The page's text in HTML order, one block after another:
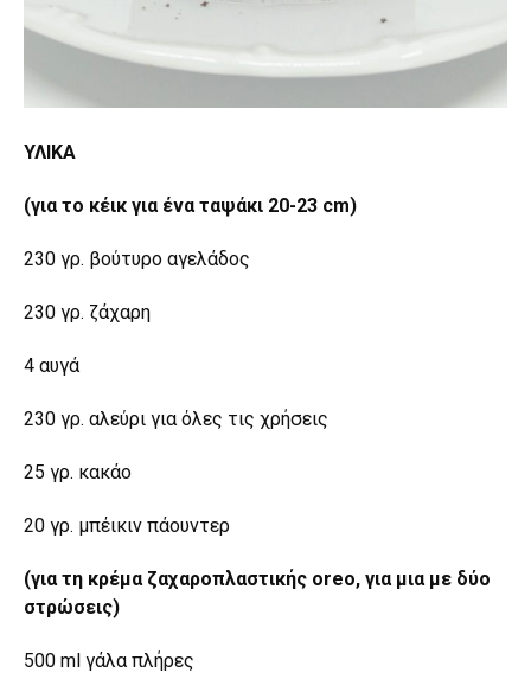
ΥΛΙΚΑ
(για το κέικ για ένα ταψάκι 20-23 cm)
230 γρ. βούτυρο αγελάδος
230 γρ. ζάχαρη
4 αυγά
230 γρ. αλεύρι για όλες τις χρήσεις
25 γρ. κακάο
20 γρ. μπέικιν πάουντερ
(για τη κρέμα ζαχαροπλαστικής oreo, για μια με δύο
στρώσεις)
500 ml γάλα πλήρες